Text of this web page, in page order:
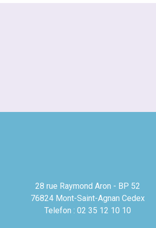
28 rue Raymond Aron - BP 52
76824 Mont-Saint-Agnan Cedex
Telefon : 02 35 12 10 10